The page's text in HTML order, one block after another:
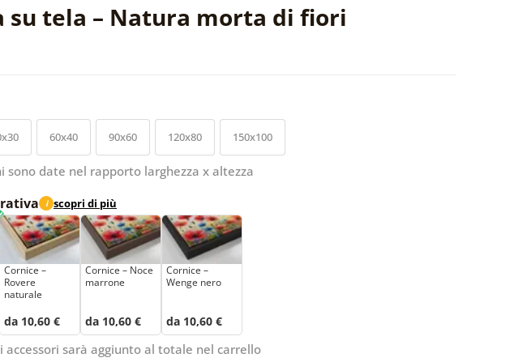
su tela – Natura morta di fiori
60x40 90x60 120x80 150x100
sono date nel rapporto larghezza x altezza
i scopri di più
Cornice –
Rovere
naturale
da 10,60 €
Cornice – Noce
marrone
da 10,60 €
Cornice –
Wenge nero
da 10,60 €
accessori sarà aggiunto al totale nel carrello